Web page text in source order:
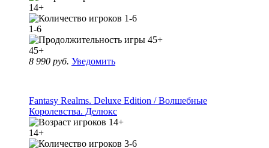
14+
1-6
45+
8 990 руб. Уведомить
Fantasy Realms. Deluxe Edition / Волшебные
Королевства. Делюкс
14+